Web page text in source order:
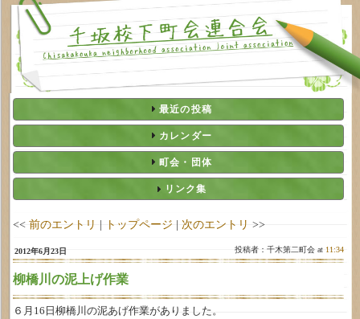
最近の投稿
カレンダー
町会・団体
リンク集
<< 前のエントリ | トップページ | 次のエントリ >>
2012年6月23日 投稿者：千木第二町会 at 11:34
柳橋川の泥上げ作業
６月16日柳橋川の泥あげ作業がありました。